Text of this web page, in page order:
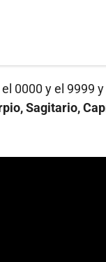
0000 y el 9999
Sagitario,